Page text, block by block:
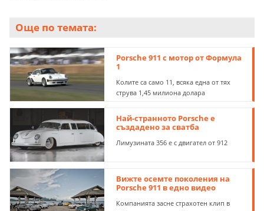
Още по темата:
Porsche 911 с мотор от Формула
1
Колите са само 11, всяка една от тях
струва 1,45 милиона долара
Най-странното Porsche е
създадено за сватба
Лимузината 356 е с двигател от 912
Вижте осемте поколения на
Porsche 911 в едно видео
Компанията засне страхотен клип в